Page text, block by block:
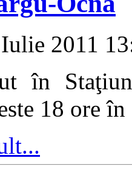
2011
în
18 ore